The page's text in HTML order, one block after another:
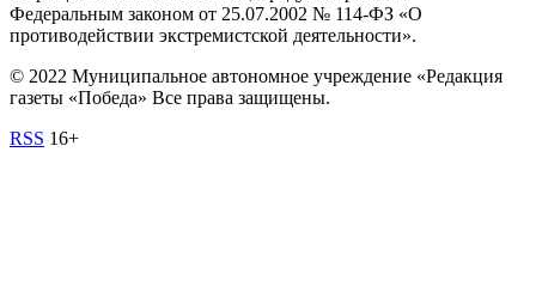
Федеральным законом от 25.07.2002 № 114-ФЗ «О
противодействии экстремистской деятельности».
© 2022 Муниципальное автономное учреждение «Редакция
газеты «Победа» Все права защищены.
RSS 16+